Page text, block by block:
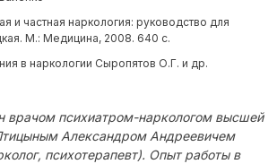
и частная наркология: руководство для
М.: Медицина, 2008. 640 с.
в наркологии Сыропятов О.Г. и др.
врачом психиатром-наркологом высшей
Александром Андреевичем
психотерапевт). Опыт работы в